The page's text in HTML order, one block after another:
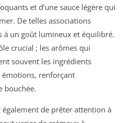
et d’une sauce légère qui
De telles associations
à un goût lumineux et équilibré.
crucial ; les arômes qui
souvent les ingrédients
renforçant
bouchée.
de prêter attention à